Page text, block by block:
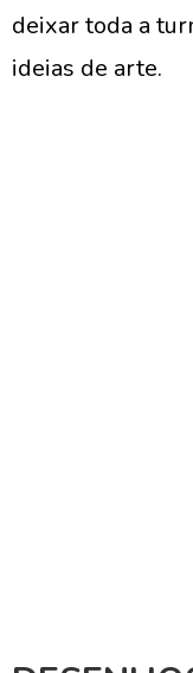
deixar toda a
ideias de arte.